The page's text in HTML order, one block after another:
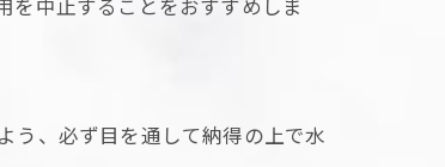
う、必ず目を通して納得の上で水